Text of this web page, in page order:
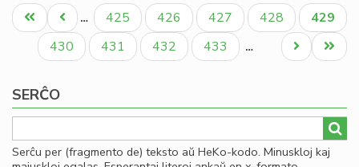
en
Pagination
Unua
paĝo
Antaŭa
paĝo
… Paĝo
425 Paĝo
426 Paĝo
427 Paĝo
428
Aktuala
paĝo
429
Paĝo
430 Paĝo
431 Paĝo
432 Paĝo
433 …
Last
page
Next
page
SERĈO
Serĉu per (fragmento de) teksto aŭ HeKo-kodo. Minuskloj kaj